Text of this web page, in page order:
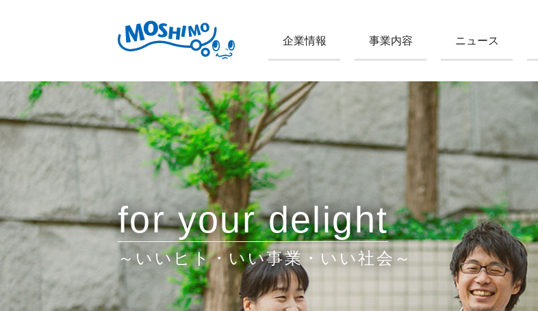
企業情報 事業内容 ニュース
for your delight
～いいヒト・いい事業・いい社会～